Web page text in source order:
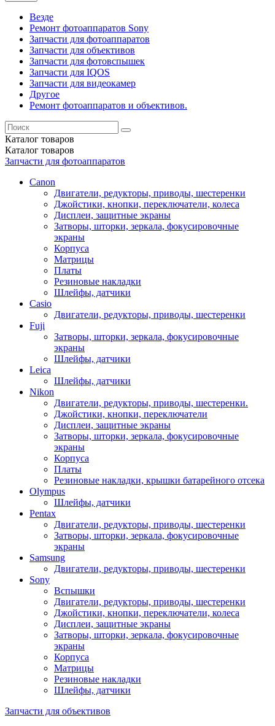
Везде
Ремонт фотоаппаратов Sony
Запчасти для фотоаппаратов
Запчасти для объективов
Запчасти для фотовспышек
Запчасти для IQOS
Запчасти для видеокамер
Другое
Ремонт фотоаппаратов и объективов.
Каталог товаров
Каталог товаров
Запчасти для фотоаппаратов
Canon
Двигатели, редукторы, приводы, шестеренки
Джойстики, кнопки, переключатели, колеса
Дисплеи, защитные экраны
Затворы, шторки, зеркала, фокусировочные
экраны
Корпуса
Матрицы
Платы
Резиновые накладки
Шлейфы, датчики
Casio
Двигатели, редукторы, приводы, шестеренки
Fuji
Затворы, шторки, зеркала, фокусировочные
экраны
Шлейфы, датчики
Leica
Шлейфы, датчики
Nikon
Двигатели, редукторы, приводы, шестеренки.
Джойстики, кнопки, переключатели
Дисплеи, защитные экраны
Затворы, шторки, зеркала, фокусировочные
экраны
Корпуса
Платы
Резиновые накладки, крышки батарейного отсека
Olympus
Шлейфы, датчики
Pentax
Двигатели, редукторы, приводы, шестеренки
Затворы, шторки, зеркала, фокусировочные
экраны
Samsung
Двигатели, редукторы, приводы, шестеренки
Sony
Вспышки
Двигатели, редукторы, приводы, шестеренки
Джойстики, кнопки, переключатели, колеса
Дисплеи, защитные экраны
Затворы, шторки, зеркала, фокусировочные
экраны
Корпуса
Матрицы
Резиновые накладки
Шлейфы, датчики
Запчасти для объективов